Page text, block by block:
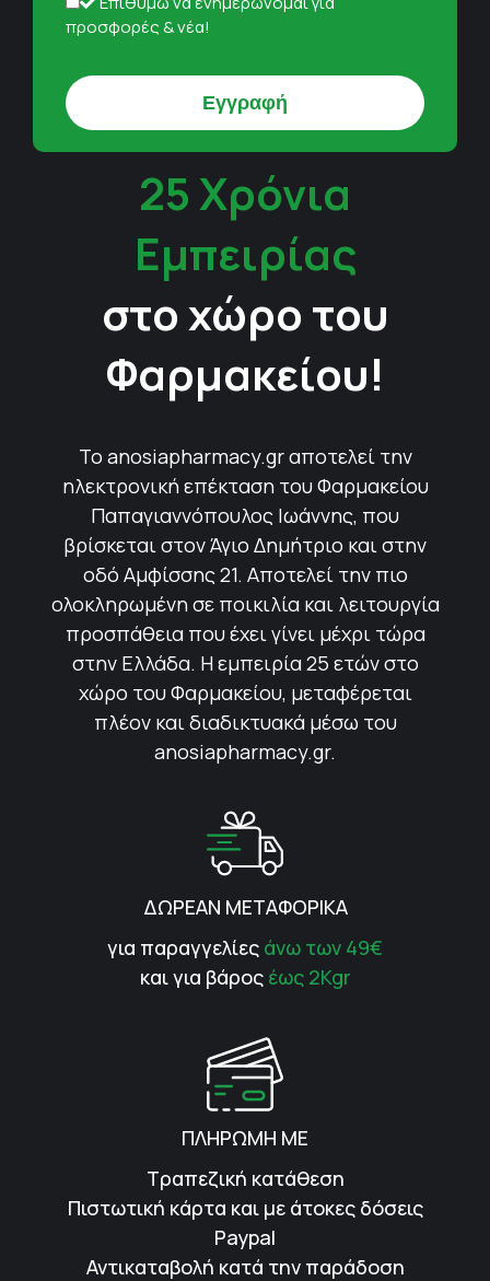
προσφορές & νέα!
25 Χρόνια
Εμπειρίας
στο χώρο του
Φαρμακείου!
Το anosiapharmacy.gr αποτελεί την
ηλεκτρονική επέκταση του Φαρμακείου
Παπαγιαννόπουλος Ιωάννης, που
βρίσκεται στον Άγιο Δημήτριο και στην
οδό Αμφίσσης 21. Αποτελεί την πιο
ολοκληρωμένη σε ποικιλία και λειτουργία
προσπάθεια που έχει γίνει μέχρι τώρα
στην Ελλάδα. Η εμπειρία 25 ετών στο
χώρο του Φαρμακείου, μεταφέρεται
πλέον και διαδικτυακά μέσω του
anosiapharmacy.gr.
ΔΩΡΕΑΝ ΜΕΤΑΦΟΡΙΚΑ
για παραγγελίες άνω των 49€
και για βάρος έως 2Kgr
ΠΛΗΡΩΜΗ ΜΕ
Τραπεζική κατάθεση
Πιστωτική κάρτα και με άτοκες δόσεις
Paypal
Αντικαταβολή κατά την παράδοση